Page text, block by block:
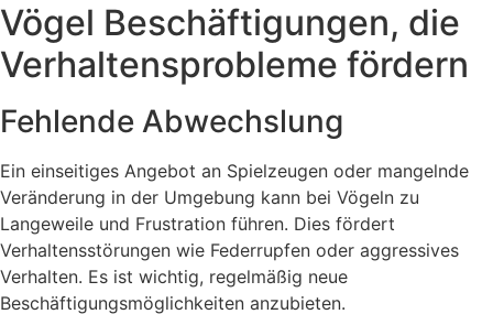
Vögel Beschäftigungen, die
Verhaltensprobleme fördern
Fehlende Abwechslung
Ein einseitiges Angebot an Spielzeugen oder mangelnde
Veränderung in der Umgebung kann bei Vögeln zu
Langeweile und Frustration führen. Dies fördert
Verhaltensstörungen wie Federrupfen oder aggressives
Verhalten. Es ist wichtig, regelmäßig neue
Beschäftigungsmöglichkeiten anzubieten.